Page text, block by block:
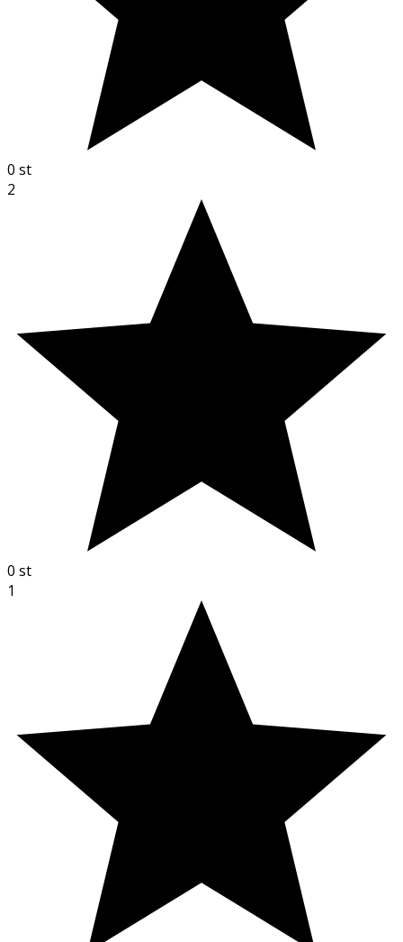
0 st
2
0 st
1